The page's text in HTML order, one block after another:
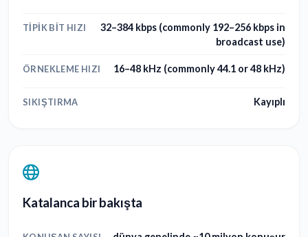
TIPIK BIT HIZI
32–384 kbps (commonly 192–256 kbps in
broadcast use)
ÖRNEKLEME HIZI 16–48 kHz (commonly 44.1 or 48 kHz)
SIKIŞTIRMA Kayıplı
Katalanca bir bakışta